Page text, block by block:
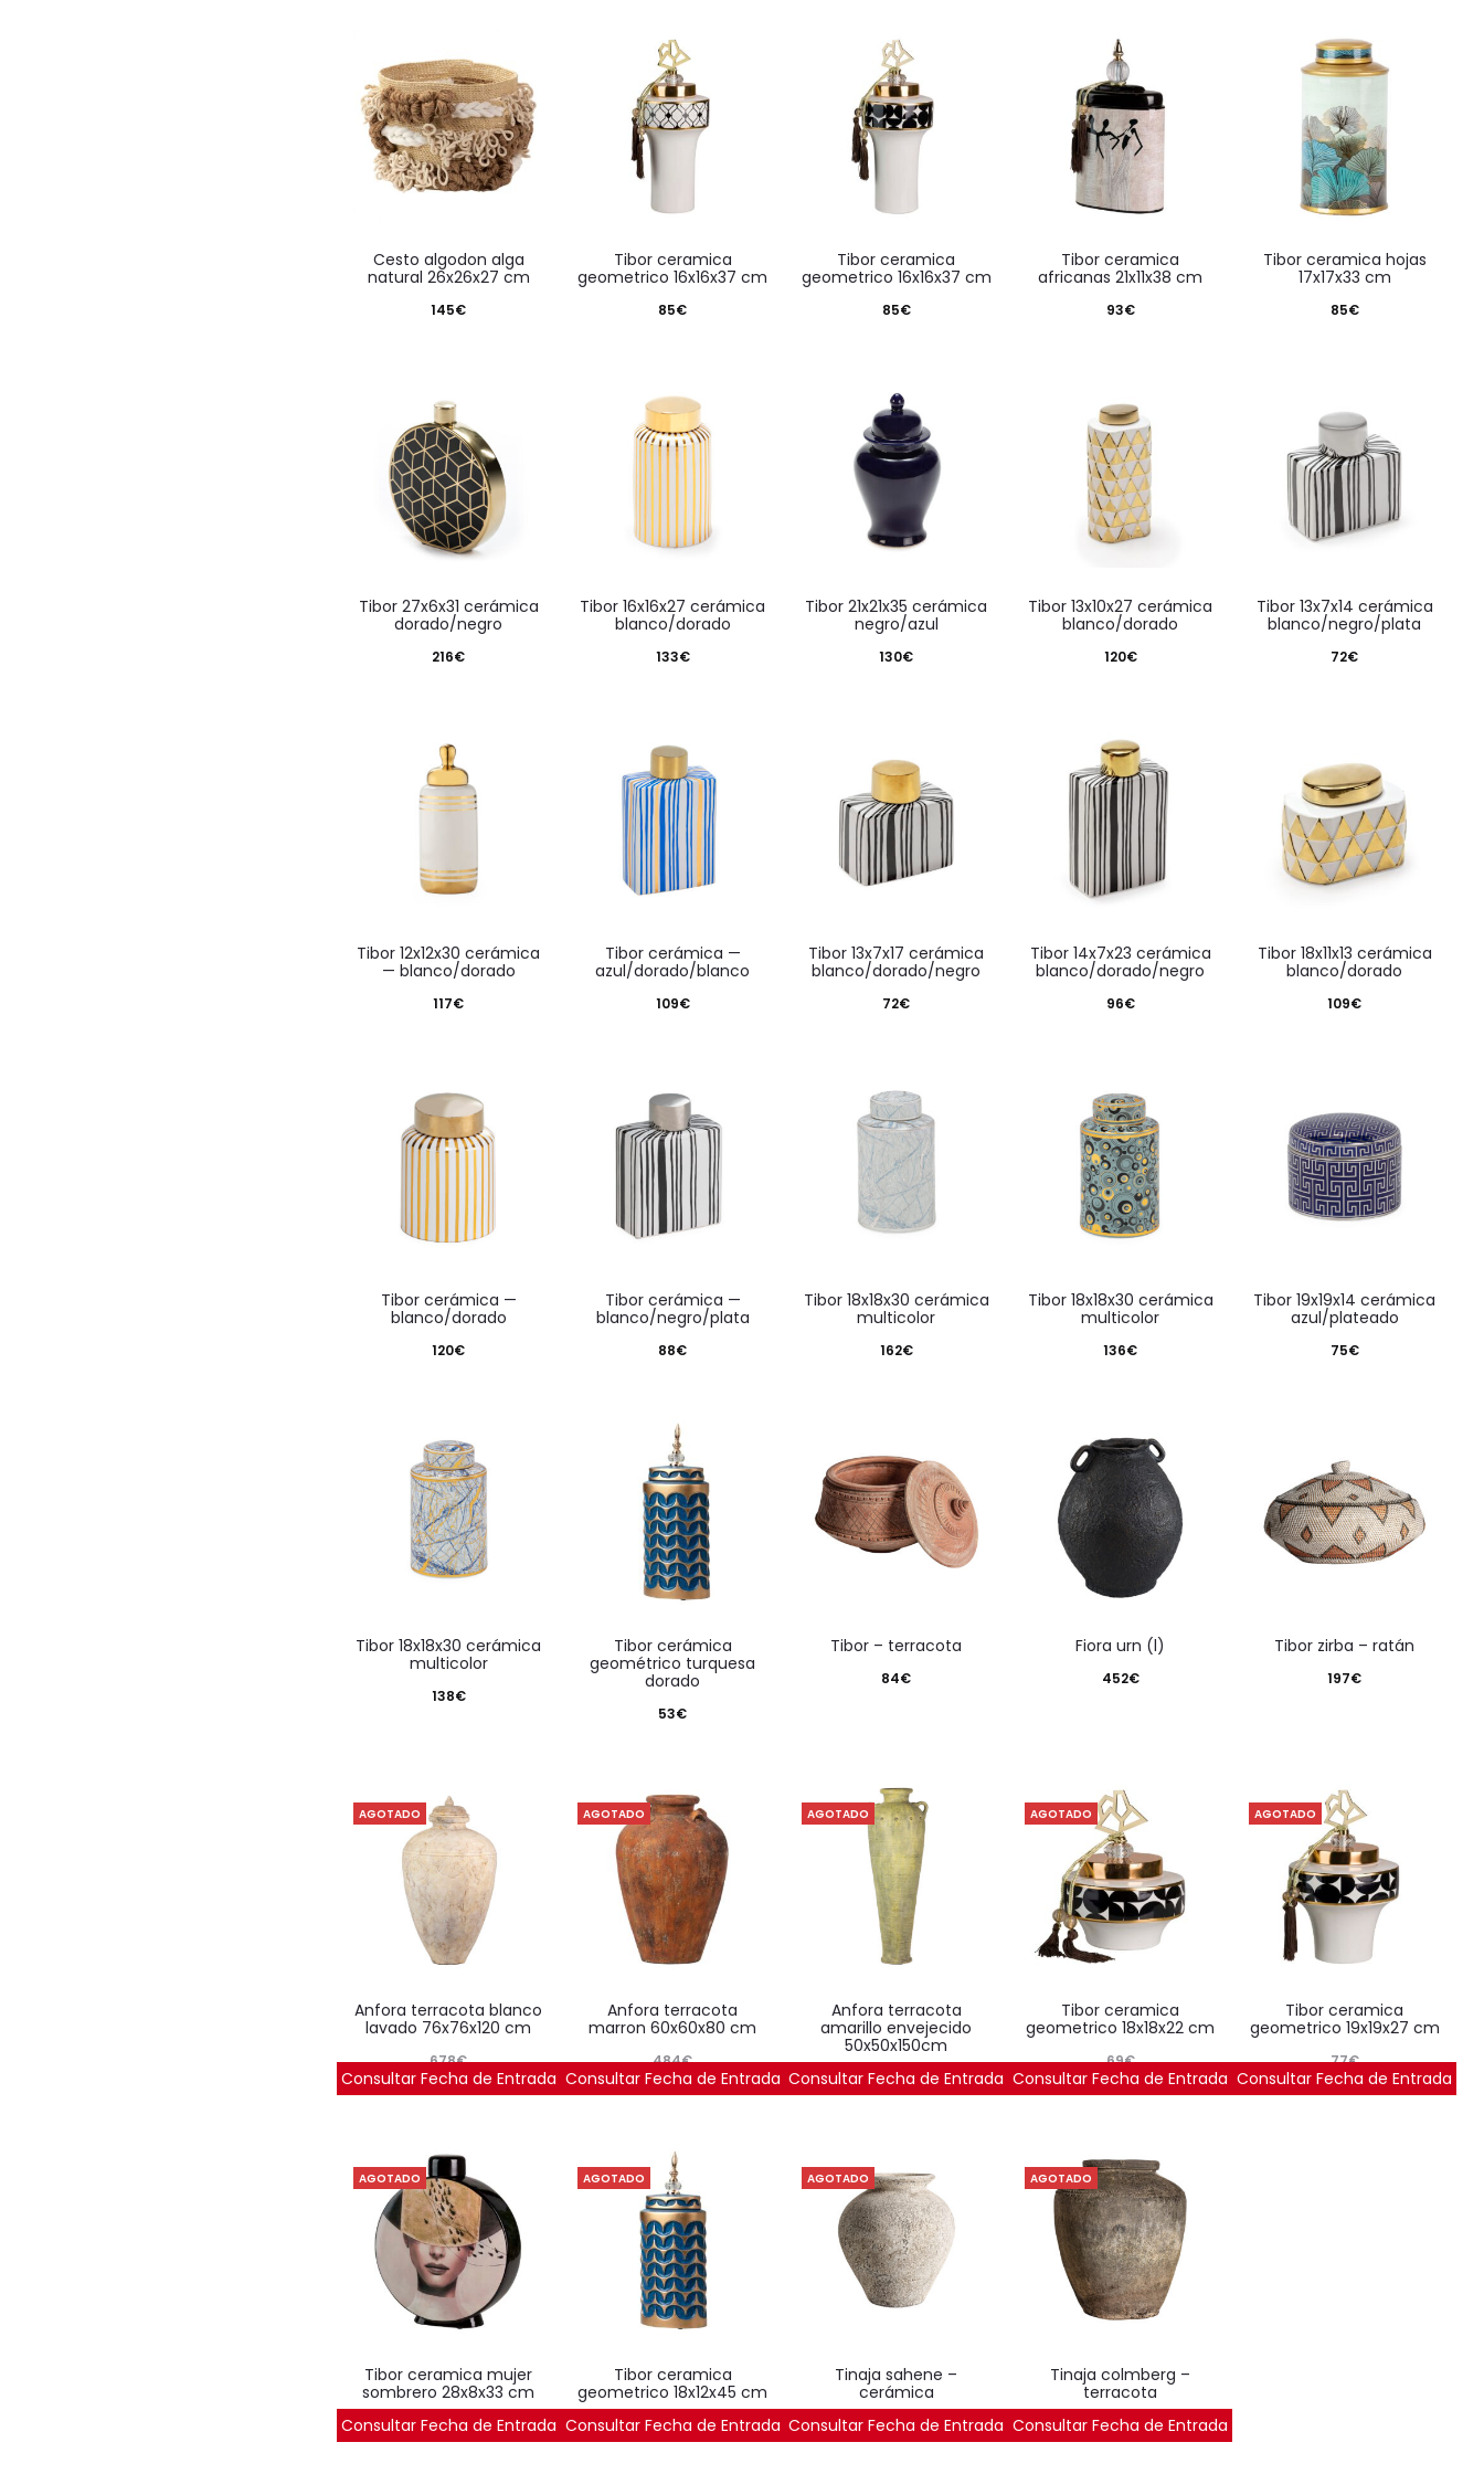
72€.
40€.
cesto algodon alga
natural 26x26x27 cm
145€
tibor ceramica
geometrico 16x16x37 cm
85€
tibor ceramica
geometrico 16x16x37 cm
85€
tibor ceramica
africanas 21x11x38 cm
93€
tibor ceramica hojas
17x17x33 cm
85€
tibor 27x6x31 cerámica
dorado/negro
216€
tibor 16x16x27 cerámica
blanco/dorado
133€
tibor 21x21x35 cerámica
negro/azul
130€
tibor 13x10x27 cerámica
blanco/dorado
120€
tibor 13x7x14 cerámica
blanco/negro/plata
72€
tibor 12x12x30 cerámica
— blanco/dorado
117€
tibor cerámica —
azul/dorado/blanco
109€
tibor 13x7x17 cerámica
blanco/dorado/negro
72€
tibor 14x7x23 cerámica
blanco/dorado/negro
96€
tibor 18x11x13 cerámica
blanco/dorado
109€
tibor cerámica —
blanco/dorado
120€
tibor cerámica —
blanco/negro/plata
88€
tibor 18x18x30 cerámica
multicolor
162€
tibor 18x18x30 cerámica
multicolor
136€
tibor 19x19x14 cerámica
azul/plateado
75€
tibor 18x18x30 cerámica
multicolor
138€
tibor cerámica
geométrico turquesa
dorado
53€
tibor – terracota
84€
fiora urn (l)
452€
tibor zirba – ratán
197€
AGOTADO
anfora terracota blanco
lavado 76x76x120 cm
678€
Consultar Fecha de Entrada
AGOTADO
anfora terracota
marron 60x60x80 cm
484€
Consultar Fecha de Entrada
AGOTADO
anfora terracota
amarillo envejecido
50x50x150cm
387€
Consultar Fecha de Entrada
AGOTADO
tibor ceramica
geometrico 18x18x22 cm
69€
Consultar Fecha de Entrada
AGOTADO
tibor ceramica
geometrico 19x19x27 cm
77€
Consultar Fecha de Entrada
AGOTADO
tibor ceramica mujer
sombrero 28x8x33 cm
93€
Consultar Fecha de Entrada
AGOTADO
tibor ceramica
geometrico 18x12x45 cm
53€
Consultar Fecha de Entrada
AGOTADO
tinaja sahene –
cerámica
116€
Consultar Fecha de Entrada
AGOTADO
tinaja colmberg –
terracota
1.125€
Consultar Fecha de Entrada